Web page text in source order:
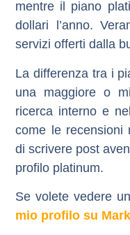
mentre il piano
dollari l’anno.
servizi offerti dalla
La differenza tra i
una maggiore o
ricerca interno e
come le recensioni
di scrivere post
profilo platinum.
Se volete vedere
mio profilo su